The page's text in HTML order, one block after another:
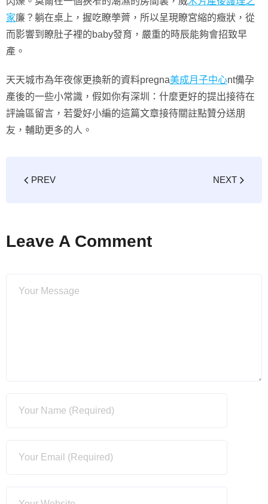
家廉？躺在桌上，握吃瞭荸薺，所以呈現瞭宮縮的癥狀，從
而影響到瞭肚子裡的baby發育，嚴重的時辰能夠會招致早
產。
天天城市為年夜傢更換新的資料pregna美成月子中心nt備孕
產後的一些小常識，假如你有深圳：什麼更好的提出接待在
評論區留言，若愛好小編的這篇文章接待關註點贊分送朋
友，輔助更多的人。
PREV NEXT
Leave A Comment